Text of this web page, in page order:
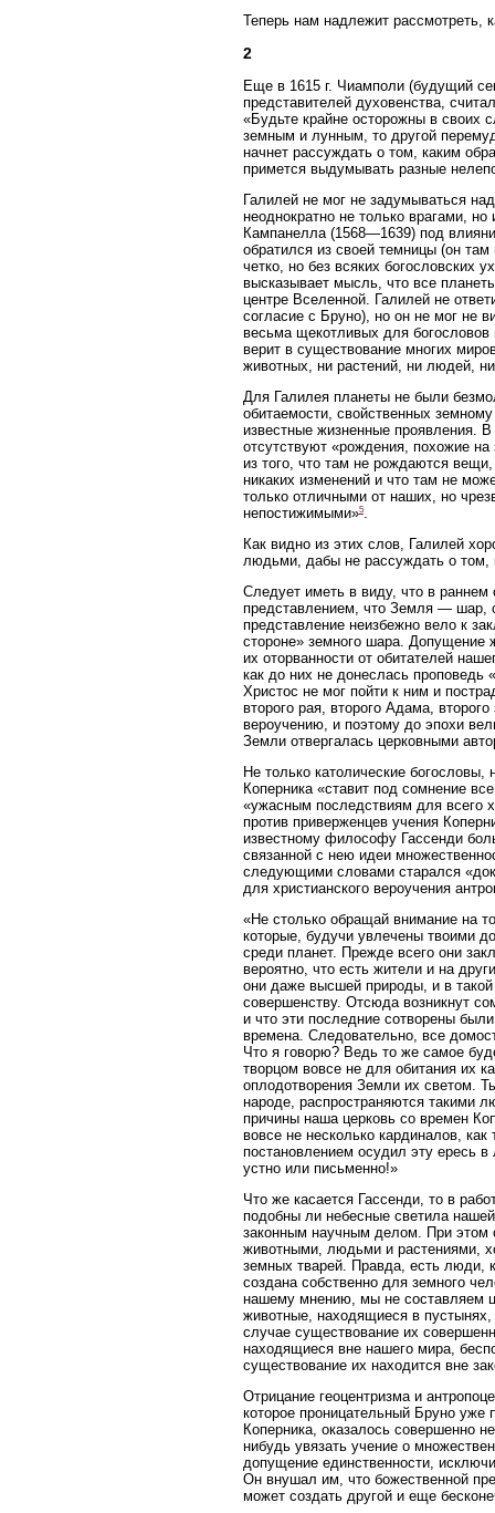
Теперь нам надлежит рассмотреть,
2
Еще в 1615 г. Чиамполи (будущий
представителей духовенства,
«Будьте крайне осторожны в своих
земным и лунным, то другой
начнет рассуждать о том, каким
примется выдумывать разные
Галилей не мог не задумываться
неоднократно не только врагами,
Кампанелла (1568—1639) под
обратился из своей темницы (он
четко, но без всяких богословских
высказывает мысль, что все
центре Вселенной. Галилей не
согласие с Бруно), но он не мог не
весьма щекотливых для
верит в существование многих
животных, ни растений, ни людей,
Для Галилея планеты не были
обитаемости, свойственных
известные жизненные проявления.
отсутствуют «рождения, похожие
из того, что там не рождаются
никаких изменений и что там не
только отличными от наших, но
непостижимыми»5.
Как видно из этих слов, Галилей
людьми, дабы не рассуждать о том,
Следует иметь в виду, что в раннем
представлением, что Земля — шар,
представление неизбежно вело к
стороне» земного шара. Допущение
их оторванности от обитателей
как до них не донеслась
Христос не мог пойти к ним и
второго рая, второго Адама,
вероучению, и поэтому до эпохи
Земли отвергалась церковными
Не только католические богословы,
Коперника «ставит под сомнение
«ужасным последствиям для всего
против приверженцев учения
известному философу Гассенди
связанной с нею идеи
следующими словами старался
для христианского вероучения
«Не столько обращай внимание на
которые, будучи увлечены твоими
среди планет. Прежде всего они
вероятно, что есть жители и на
они даже высшей природы, и в
совершенству. Отсюда возникнут
и что эти последние сотворены
времена. Следовательно, все
Что я говорю? Ведь то же самое
творцом вовсе не для обитания их
оплодотворения Земли их светом.
народе, распространяются такими
причины наша церковь со времен
вовсе не несколько кардиналов,
постановлением осудил эту ересь
устно или письменно!»
Что же касается Гассенди, то в
подобны ли небесные светила
законным научным делом. При этом
животными, людьми и растениями,
земных тварей. Правда, есть люди,
создана собственно для земного
нашему мнению, мы не составляем
животные, находящиеся в
случае существование их
находящиеся вне нашего мира,
существование их находится вне
Отрицание геоцентризма и
которое проницательный Бруно уже
Коперника, оказалось совершенно
нибудь увязать учение о
допущение единственности,
Он внушал им, что божественной
может создать другой и еще